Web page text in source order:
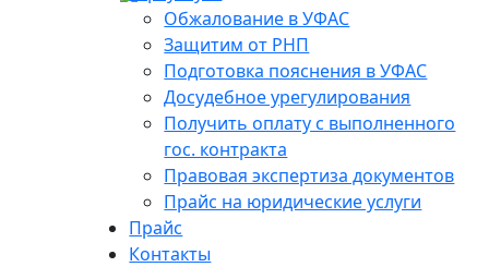
Обжалование в УФАС
Защитим от РНП
Подготовка пояснения в УФАС
Досудебное урегулирования
Получить оплату с выполненного
гос. контракта
Правовая экспертиза документов
Прайс на юридические услуги
Прайс
Контакты